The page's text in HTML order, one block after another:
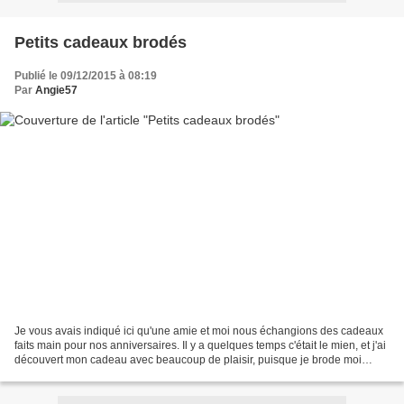
Petits cadeaux brodés
Publié le 09/12/2015 à 08:19
Par Angie57
Je vous avais indiqué ici qu'une amie et moi nous échangions des cadeaux
faits main pour nos anniversaires. Il y a quelques temps c'était le mien, et j'ai
découvert mon cadeau avec beaucoup de plaisir, puisque je brode moi